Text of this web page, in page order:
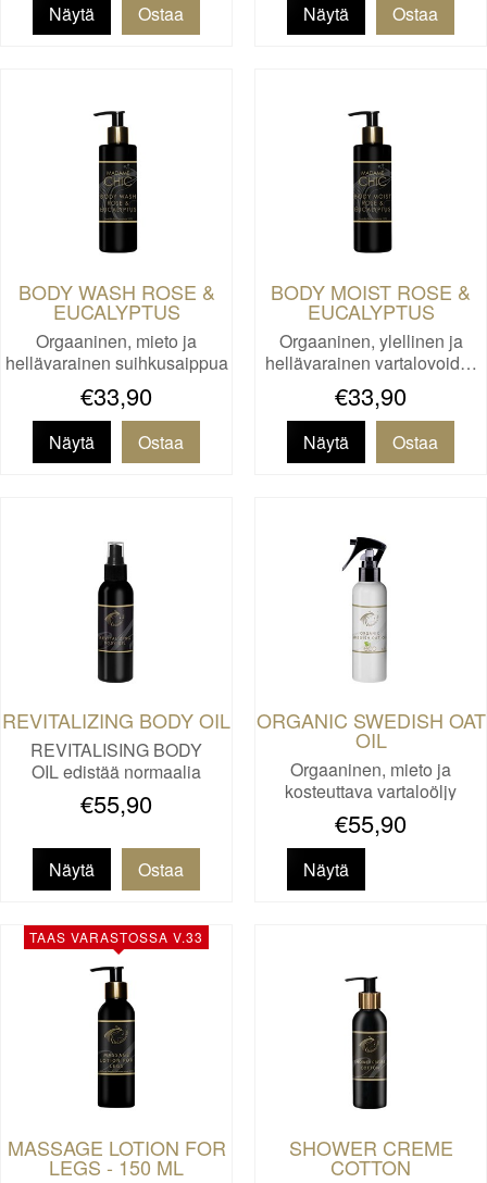
Näytä Näytä
BODY WASH ROSE &
EUCALYPTUS
Orgaaninen, mieto ja
hellävarainen suihkusaippua
k…
€33,90
Näytä
BODY MOIST ROSE &
EUCALYPTUS
Orgaaninen, ylellinen ja
hellävarainen vartalovoid…
€33,90
Näytä
REVITALIZING BODY OIL
REVITALISING BODY
OIL edistää normaalia
lihasten j…
€55,90
Näytä
ORGANIC SWEDISH OAT
OIL
Orgaaninen, mieto ja
kosteuttava vartaloöljy
kuiva…
€55,90
Näytä
TAAS VARASTOSSA V.33
MASSAGE LOTION FOR
LEGS - 150 ML
SHOWER CREME
COTTON